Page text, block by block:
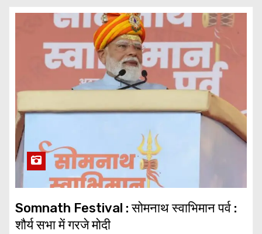
Somnath Festival : सोमनाथ स्वाभिमान पर्व :
शौर्य सभा में गरजे मोदी